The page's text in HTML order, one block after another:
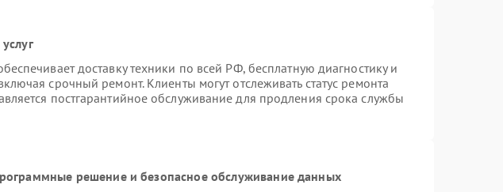
доставку техники по всей РФ, бесплатную диагностику и
срочный ремонт. Клиенты могут отслеживать статус ремонта
постгарантийное обслуживание для продления срока службы
решение и безопасное обслуживание данных